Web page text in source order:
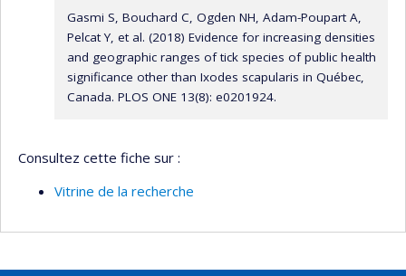
Gasmi S, Bouchard C, Ogden NH, Adam-Poupart A,
Pelcat Y, et al. (2018) Evidence for increasing densities
and geographic ranges of tick species of public health
significance other than Ixodes scapularis in Québec,
Canada. PLOS ONE 13(8): e0201924.
Consultez cette fiche sur :
Vitrine de la recherche